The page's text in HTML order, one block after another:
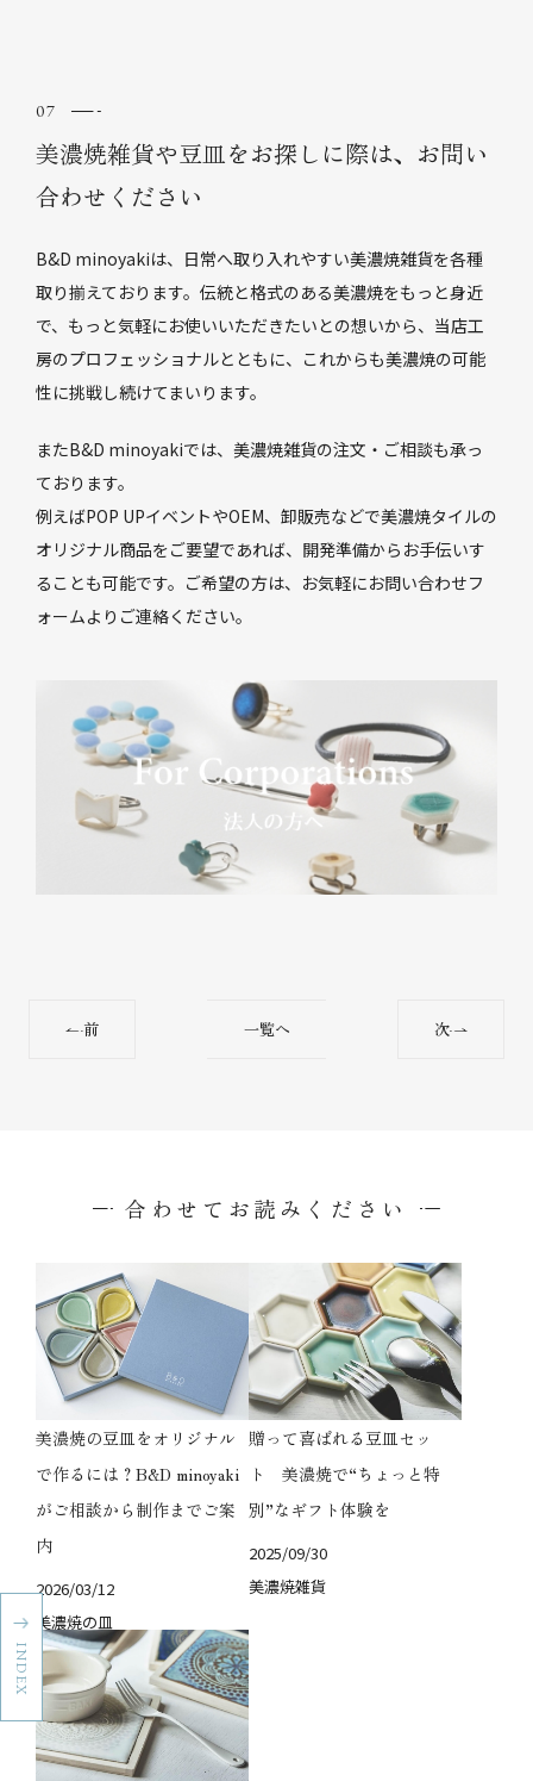
INDEX
美濃焼雑貨や豆皿をお探しに際は、お問い
合わせください
B&D minoyakiは、日常へ取り入れやすい美濃焼雑貨を各種
取り揃えております。伝統と格式のある美濃焼をもっと身近
で、もっと気軽にお使いいただきたいとの想いから、当店工
房のプロフェッショナルとともに、これからも美濃焼の可能
性に挑戦し続けてまいります。
またB&D minoyakiでは、美濃焼雑貨の注文・ご相談も承っ
ております。
例えばPOP UPイベントやOEM、卸販売などで美濃焼タイルの
オリジナル商品をご要望であれば、開発準備からお手伝いす
ることも可能です。ご希望の方は、お気軽にお問い合わせフ
ォームよりご連絡ください。
前 一覧へ 次
合わせてお読みください
美濃焼の豆皿をオリジナル
で作るには？B&D minoyaki
がご相談から制作までご案
内
2026/03/12
美濃焼の皿
贈って喜ばれる豆皿セッ
ト 美濃焼で“ちょっと特
別”なギフト体験を
2025/09/30
美濃焼雑貨
法人の方｜お問い合わせ